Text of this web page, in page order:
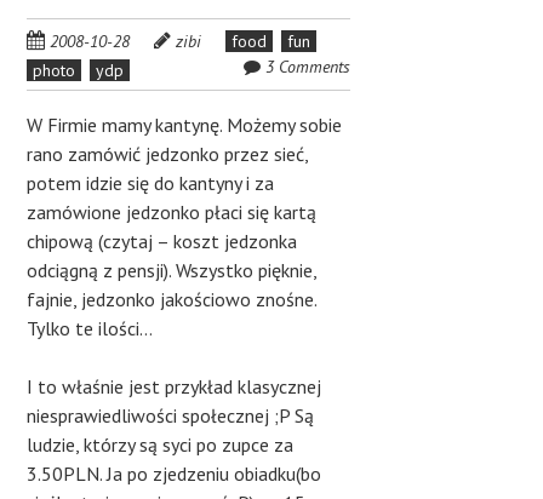
2008-10-28 zibi food
fun
photo
ydp 3 Comments
W Firmie mamy kantynę. Możemy sobie
rano zamówić jedzonko przez sieć,
potem idzie się do kantyny i za
zamówione jedzonko płaci się kartą
chipową (czytaj – koszt jedzonka
odciągną z pensji). Wszystko pięknie,
fajnie, jedzonko jakościowo znośne.
Tylko te ilości…
I to właśnie jest przykład klasycznej
niesprawiedliwości społecznej ;P Są
ludzie, którzy są syci po zupce za
3.50PLN. Ja po zjedzeniu obiadku(bo